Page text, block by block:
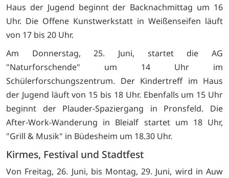
Haus der Jugend beginnt der Backnachmittag um 16
Uhr. Die Offene Kunstwerkstatt in Weißenseifen läuft
von 17 bis 20 Uhr.
Am Donnerstag, 25. Juni, startet die AG
"Naturforschende" um 14 Uhr im
Schülerforschungszentrum. Der Kindertreff im Haus
der Jugend läuft von 15 bis 18 Uhr. Ebenfalls um 15 Uhr
beginnt der Plauder-Spaziergang in Pronsfeld. Die
After-Work-Wanderung in Bleialf startet um 18 Uhr,
"Grill & Musik" in Büdesheim um 18.30 Uhr.
Kirmes, Festival und Stadtfest
Von Freitag, 26. Juni, bis Montag, 29. Juni, wird in Auw